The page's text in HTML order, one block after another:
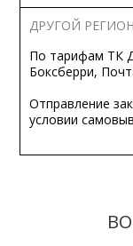
ДРУГОЙ РЕГИОН
По тарифам ТК
Боксберри,
Отправление
условии